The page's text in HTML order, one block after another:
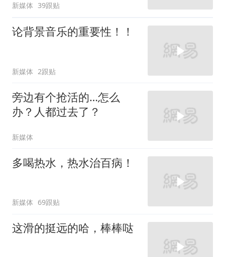
新媒体 39跟贴
论背景音乐的重要性！！
新媒体 2跟贴
旁边有个抢活的…怎么
办？人都过去了？
新媒体
多喝热水，热水治百病！
新媒体 69跟贴
这滑的挺远的哈，棒棒哒